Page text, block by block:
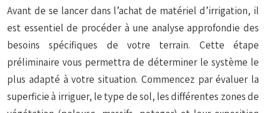
Avant de se lancer dans l’achat de matériel d’irrigation, il
est essentiel de procéder à une analyse approfondie des
besoins spécifiques de votre terrain. Cette étape
préliminaire vous permettra de déterminer le système le
plus adapté à votre situation. Commencez par évaluer la
superficie à irriguer, le type de sol, les différentes zones de